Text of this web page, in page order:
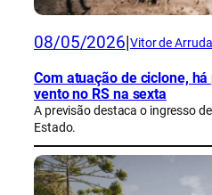
08/05/2026 Vitor de
Com atuação de ciclone,
vento no RS na sexta
A previsão destaca o ingresso
Estado.